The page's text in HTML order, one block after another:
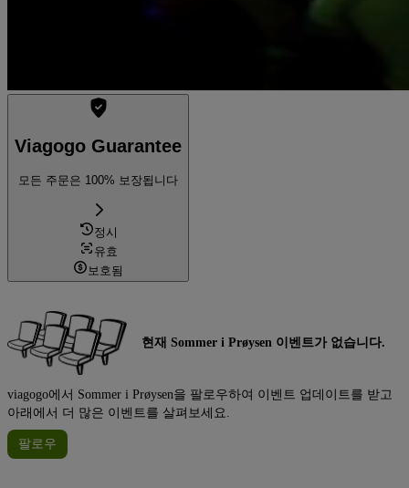
Viagogo Guarantee
모든 주문은 100% 보장됩니다
정시
유효
보호됨
현재 Sommer i Prøysen 이벤트가 없습니다.
viagogo에서 Sommer i Prøysen을 팔로우하여 이벤트 업데이트를 받고
아래에서 더 많은 이벤트를 살펴보세요.
팔로우